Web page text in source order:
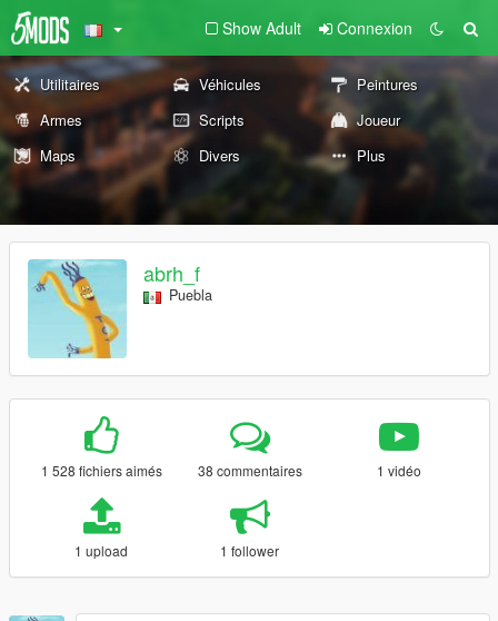
Show Adult Connexion
Utilitaires Véhicules
Peintures
Armes
Scripts
Joueur
Maps
Divers Plus
abrh_f
Puebla
1 528 fichiers aimés 38 commentaires 1 vidéo
1 upload 1 follower